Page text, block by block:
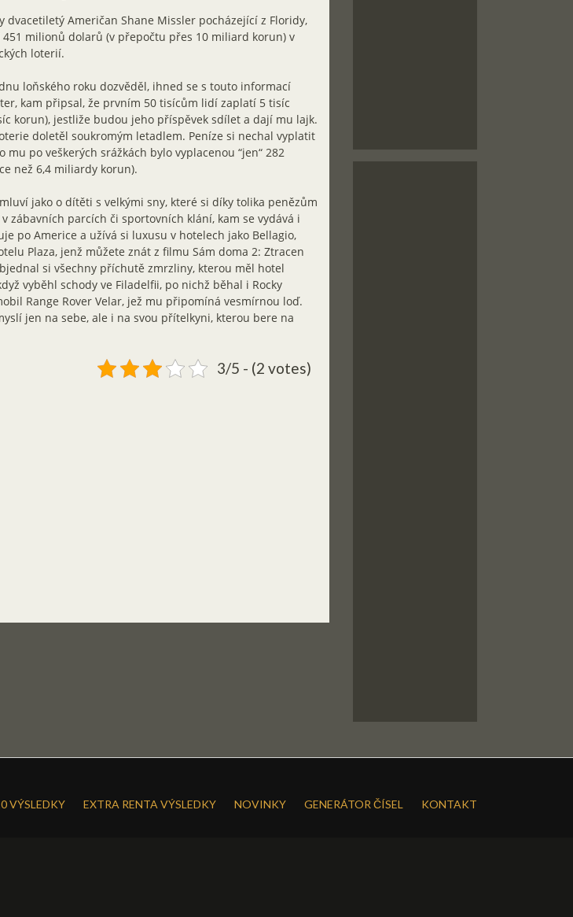
dvacetiletý Američan Shane Missler pocházející z Floridy,
milionů dolarů (v přepočtu přes 10 miliard korun) v
loterií.
loňského roku dozvěděl, ihned se s touto informací
kam připsal, že prvním 50 tisícům lidí zaplatí 5 tisíc
korun), jestliže budou jeho příspěvek sdílet a dají mu lajk.
doletěl soukromým letadlem. Peníze si nechal vyplatit
po veškerých srážkách bylo vyplacenou “jen“ 282
než 6,4 miliardy korun).
jako o dítěti s velkými sny, které si díky tolika penězům
zábavních parcích či sportovních klání, kam se vydává i
po Americe a užívá si luxusu v hotelech jako Bellagio,
Plaza, jenž můžete znát z filmu Sám doma 2: Ztracen
si všechny příchutě zmrzliny, kterou měl hotel
vyběhl schody ve Filadelfii, po nichž běhal i Rocky
Range Rover Velar, jež mu připomíná vesmírnou loď.
jen na sebe, ale i na svou přítelkyni, kterou bere na
3/5 - (2 votes)
VÝSLEDKY EXTRA RENTA VÝSLEDKY NOVINKY GENERÁTOR ČÍSEL
KONTAKT